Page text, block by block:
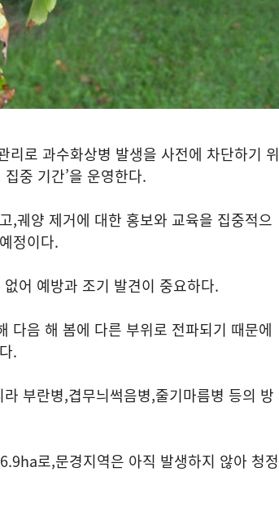
리로 과수화상병 발생을 사전에 차단하기 위
중 기간’을 운영한다.
,궤양 제거에 대한 홍보와 교육을 집중적으
정이다.
어 예방과 조기 발견이 중요하다.
다음 해 봄에 다른 부위로 전파되기 때문에
.
부란병,겹무늬썩음병,줄기마름병 등의 방
로,문경지역은 아직 발생하지 않아 청정